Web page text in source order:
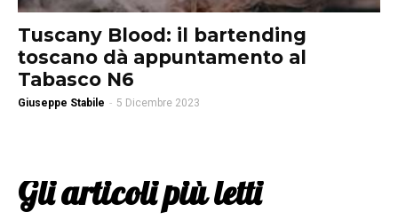
Tuscany Blood: il bartending
toscano dà appuntamento al
Tabasco N6
Giuseppe Stabile - 5 Dicembre 2023
Gli articoli più letti